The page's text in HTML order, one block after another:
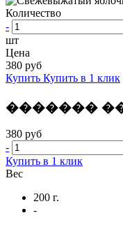
Количество
-
шт
Цена
380 руб
Купить Купить в 1 клик
�������
380 руб
-
Купить в 1 клик
Вес
200 г.
-